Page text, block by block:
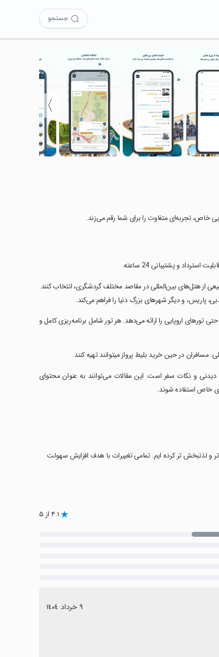
جستجو
〉
خاص، تجربه‌ای متفاوت را برای شما رقم می‌زند.
و پشتیبانی 24 ساعته.
از هتل‌های بین‌المللی در مقاصد مختلف گردشگری، انتخاب کنند.
پاریس، و دیگر شهرهای بزرگ دنیا را فراهم می‌کند.
تورهای اروپایی را ارائه می‌دهد. هر تور شامل برنامه‌ریزی کامل و
در حین خرید بلیط پرواز میتوانند تهیه کنند.
و نکات سفر است. این مقالات می‌توانند به عنوان محتوای
خاص استفاده شوند.
تر و لذتبخش تر کرده ایم. تمامی تغییرات با هدف افزایش سهولت
۴.۱ از ۵
٩ خرداد ١٤٠٤